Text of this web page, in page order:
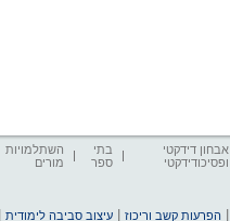
אבחון דידקטי
ופסיכודידקטי
בתי
ספר
השתלמויות
מורים
הפרעות קשב וריכוז |עיצוב סביבה לימודית